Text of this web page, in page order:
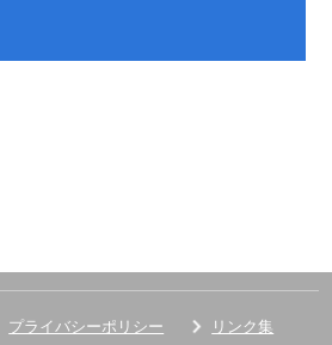
プライバシーポリシー
リンク集